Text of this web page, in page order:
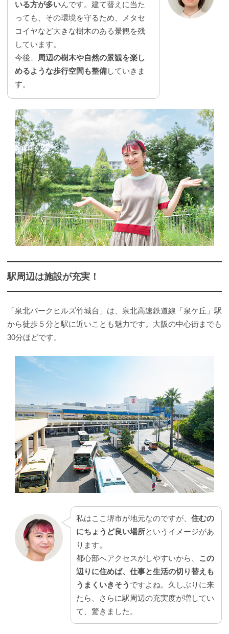
いる方が多いんです。建て替えに当た
っても、その環境を守るため、メタセ
コイヤなど大きな樹木のある景観を残
しています。
今後、
周辺の樹木や自然の景観を楽し
めるような歩行空間も整備していきま
す。
駅周辺は施設が充実！
「泉北パークヒルズ竹城台」は、泉北高速鉄道線「泉ケ丘」駅
から徒歩５分と駅に近いことも魅力です。大阪の中心街までも
30分ほどです。
私はここ堺市が地元なのですが、 住むの
にちょうど良い場所というイメージがあ
ります。
都心部へアクセスがしやすいから、 この
辺りに住めば、仕事と生活の切り替えも
うまくいきそう ですよね。久しぶりに来
たら、さらに駅周辺の充実度が増してい
て、驚きました。